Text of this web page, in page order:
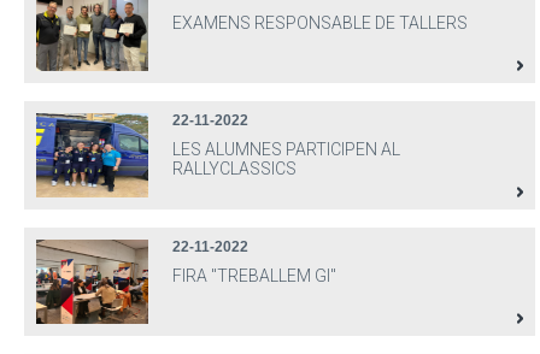
EXAMENS RESPONSABLE DE TALLERS
22-11-2022
LES ALUMNES PARTICIPEN AL
RALLYCLASSICS
22-11-2022
FIRA "TREBALLEM GI"